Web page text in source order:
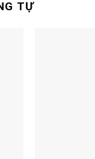
TỰ